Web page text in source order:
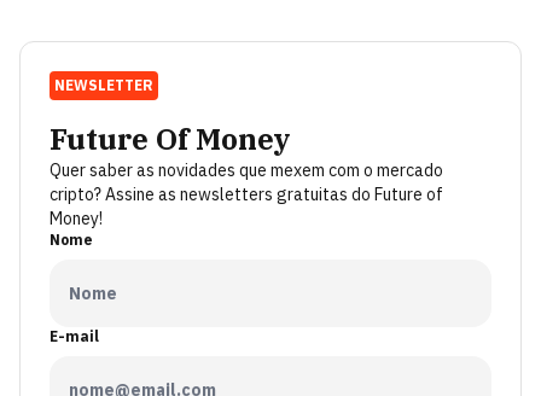
NEWSLETTER
Future Of Money
Quer saber as novidades que mexem com o mercado
cripto? Assine as newsletters gratuitas do Future of
Money!
Nome
E-mail